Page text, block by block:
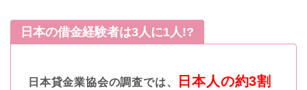
日本の借金経験者は3人に1人!?
日本貸金業協会の調査では、
日本人の約3割